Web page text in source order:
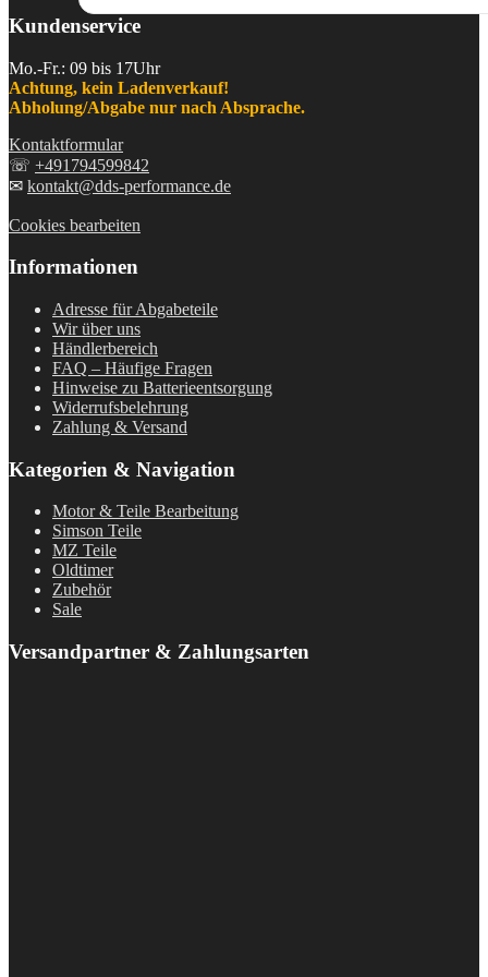
Kundenservice
Mo.-Fr.: 09 bis 17Uhr
Achtung, kein Ladenverkauf!
Abholung/Abgabe nur nach Absprache.
Kontaktformular
☏ +491794599842
✉ kontakt@dds-performance.de
Cookies bearbeiten
Informationen
Adresse für Abgabeteile
Wir über uns
Händlerbereich
FAQ – Häufige Fragen
Hinweise zu Batterieentsorgung
Widerrufsbelehrung
Zahlung & Versand
Kategorien & Navigation
Motor & Teile Bearbeitung
Simson Teile
MZ Teile
Oldtimer
Zubehör
Sale
Versandpartner & Zahlungsarten